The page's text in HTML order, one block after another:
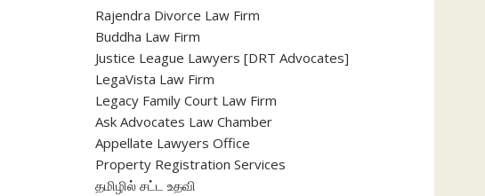
Rajendra Divorce Law Firm
Buddha Law Firm
Justice League Lawyers [DRT Advocates]
LegaVista Law Firm
Legacy Family Court Law Firm
Ask Advocates Law Chamber
Appellate Lawyers Office
Property Registration Services
தமிழில் சட்ட உதவி